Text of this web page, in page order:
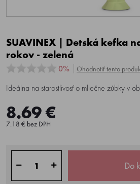
SUAVINEX | Detská kefka
rokov - zelená
0% Ohodnotiť tento
Ideálna na starostlivosť o mliečne zúbky v
8.69 €
7.18 € bez DPH
Do